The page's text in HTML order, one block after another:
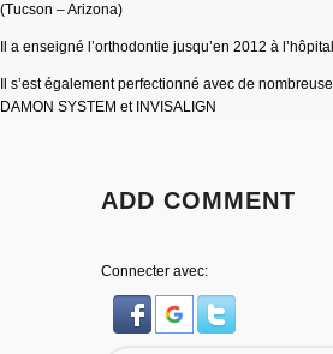
(Tucson – Arizona)
Il a enseigné l’orthodontie jusqu’en 2012 à
Il s’est également perfectionné avec de
DAMON SYSTEM et INVISALIGN
ADD COMMENT
Connecter avec: